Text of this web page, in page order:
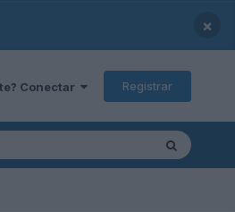
×
Conectar Registrar